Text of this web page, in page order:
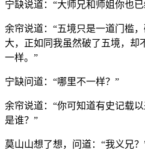
宁缺说道：“大师兄和师姐你也
余帘说道：“五境只是一道门槛
大，正如同我虽然破了五境，却
一样。”
宁缺问道：“哪里不一样？”
余帘说道：“你可知道有史记载
是谁？”
莫山山想了想，问道：“我义兄？